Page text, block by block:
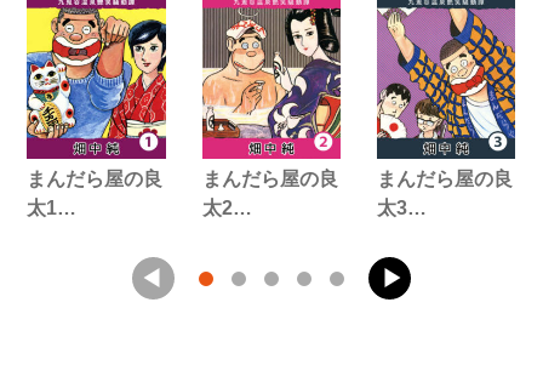
まんだら屋の良
太1…
まんだら屋の良
太2…
まんだら屋の良
太3…